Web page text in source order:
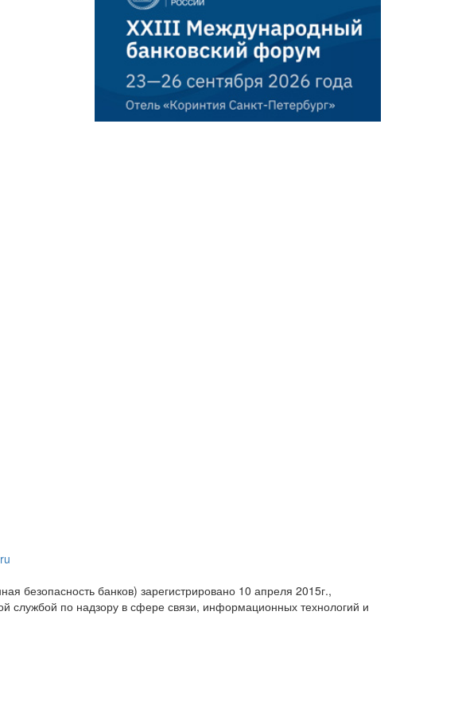
безопасность банков) зарегистрировано 10 апреля 2015г.,
службой по надзору в сфере связи, информационных технологий и